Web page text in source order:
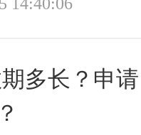
多长？申请